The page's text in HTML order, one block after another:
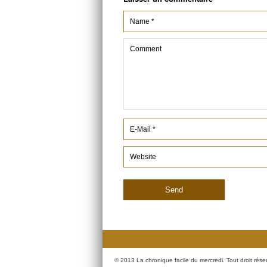
© 2013 La chronique facile du mercredi. Tout droit